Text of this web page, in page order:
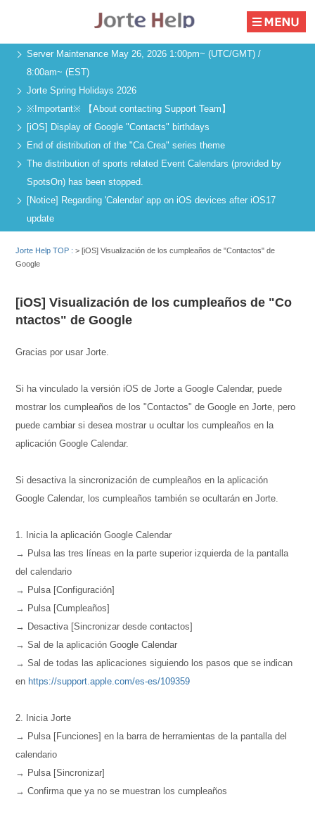
Server Maintenance May 26, 2026 1:00pm~ (UTC/GMT) /
8:00am~ (EST)
Jorte Spring Holidays 2026
※Important※ 【About contacting Support Team】
[iOS] Display of Google "Contacts" birthdays
End of distribution of the "Ca.Crea" series theme
The distribution of sports related Event Calendars (provided by
SpotsOn) has been stopped.
[Notice] Regarding 'Calendar' app on iOS devices after iOS17
update
Jorte Help TOP :>[iOS] Visualización de los cumpleaños de "Contactos" de
Google
[iOS] Visualización de los cumpleaños de "Co
ntactos" de Google
Gracias por usar Jorte.
Si ha vinculado la versión iOS de Jorte a Google Calendar, puede
mostrar los cumpleaños de los "Contactos" de Google en Jorte, pero
puede cambiar si desea mostrar u ocultar los cumpleaños en la
aplicación Google Calendar.
Si desactiva la sincronización de cumpleaños en la aplicación
Google Calendar, los cumpleaños también se ocultarán en Jorte.
1. Inicia la aplicación Google Calendar
→ Pulsa las tres líneas en la parte superior izquierda de la pantalla
del calendario
→ Pulsa [Configuración]
→ Pulsa [Cumpleaños]
→ Desactiva [Sincronizar desde contactos]
→ Sal de la aplicación Google Calendar
→ Sal de todas las aplicaciones siguiendo los pasos que se indican
en https://support.apple.com/es-es/109359
2. Inicia Jorte
→ Pulsa [Funciones] en la barra de herramientas de la pantalla del
calendario
→ Pulsa [Sincronizar]
→ Confirma que ya no se muestran los cumpleaños